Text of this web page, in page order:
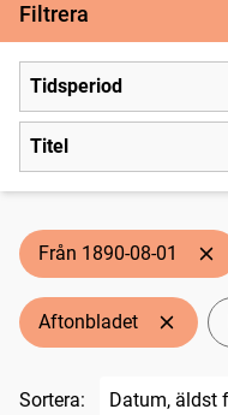
Filtrera
Tidsperiod
Titel
Från 1890-08-01
Aftonbladet
Sortera: